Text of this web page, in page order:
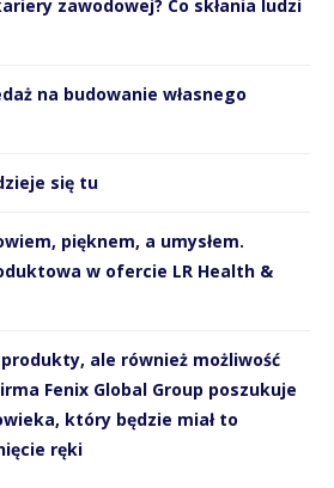
zawodowej? Co skłania ludzi
na budowanie własnego
się tu
pięknem, a umysłem.
w ofercie LR Health &
ale również możliwość
Fenix Global Group poszukuje
który będzie miał to
ręki